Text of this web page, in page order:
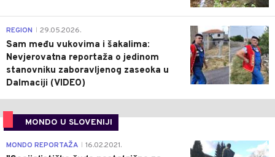
0
REGION 29.05.2026.
Sam među vukovima i šakalima:
Nevjerovatna reportaža o jedinom
stanovniku zaboravljenog zaseoka u
Dalmaciji (VIDEO)
MONDO U SLOVENIJI
4
MONDO REPORTAŽA 16.02.2021.